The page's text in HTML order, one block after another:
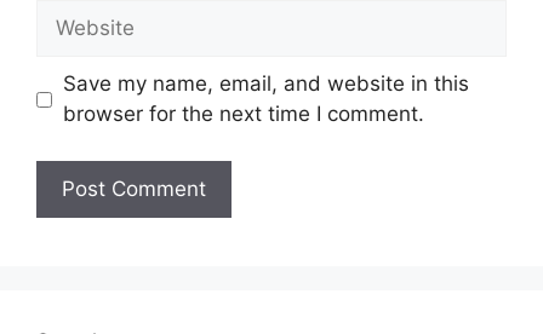
Website
Save my name, email, and website in this
browser for the next time I comment.